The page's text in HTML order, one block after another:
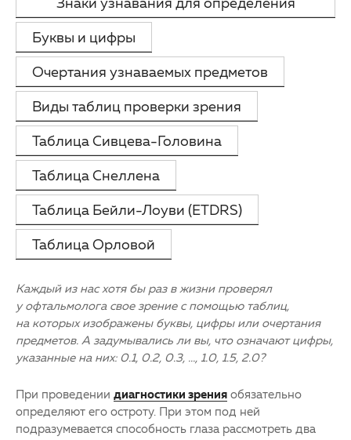
ОМС
Партнерам
Закупки
Клуб офтальмологов
Другие заболевания глаз
Детская офтальмология
Оптика
остроты зрения
Буквы и цифры
Очертания узнаваемых предметов
Виды таблиц проверки зрения
Таблица Сивцева-Головина
Таблица Снеллена
Таблица Бейли-Лоуви (ETDRS)
Таблица Орловой
Каждый из нас хотя бы раз в жизни проверял
у офтальмолога свое зрение с помощью таблиц,
на которых изображены буквы, цифры или очертания
предметов. А задумывались ли вы, что означают цифры,
указанные на них: 0.1, 0.2, 0.3, ..., 1.0, 1.5, 2.0?
При проведении диагностики зрения обязательно
определяют его остроту. При этом под ней
подразумевается способность глаза рассмотреть два